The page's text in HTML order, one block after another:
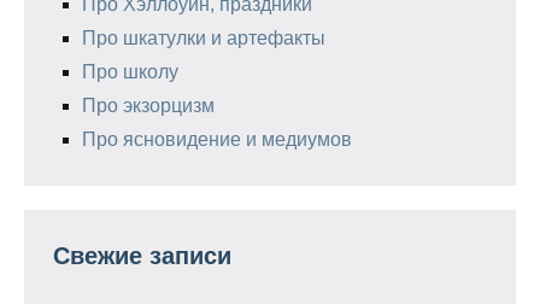
Про Хэллоуин, праздники
Про шкатулки и артефакты
Про школу
Про экзорцизм
Про ясновидение и медиумов
Свежие записи